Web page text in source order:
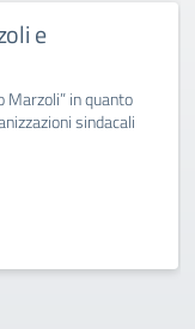
e
Marzoli” in quanto
sindacali